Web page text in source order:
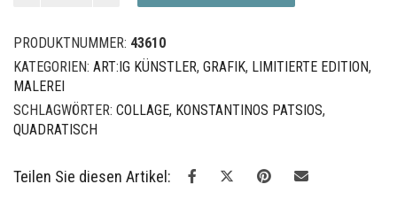
Menge
PRODUKTNUMMER: 43610
KATEGORIEN: ART:IG KÜNSTLER, GRAFIK, LIMITIERTE EDITION,
MALEREI
SCHLAGWÖRTER: COLLAGE, KONSTANTINOS PATSIOS,
QUADRATISCH
Teilen Sie diesen Artikel: